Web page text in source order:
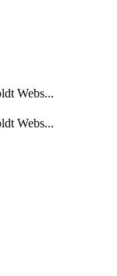
Webs...
Webs...